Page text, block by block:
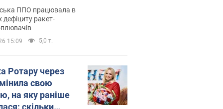
ППО працювала в
дефіциту ракет-
15:09 5,0 т.
Ротару через
свою
на яку раніше
скільки